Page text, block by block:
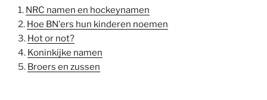
1. NRC namen en hockeynamen
2. Hoe BN'ers hun kinderen noemen
3. Hot or not?
4. Koninkijke namen
5. Broers en zussen